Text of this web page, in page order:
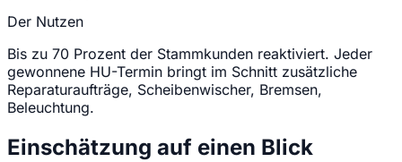
Der Nutzen
Bis zu 70 Prozent der Stammkunden reaktiviert. Jeder
gewonnene HU-Termin bringt im Schnitt zusätzliche
Reparaturaufträge, Scheibenwischer, Bremsen,
Beleuchtung.
Einschätzung auf einen Blick